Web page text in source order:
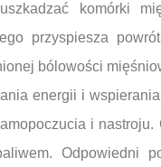
komórki
przyspiesza
bólowości
energii i
i
Odpowiedni